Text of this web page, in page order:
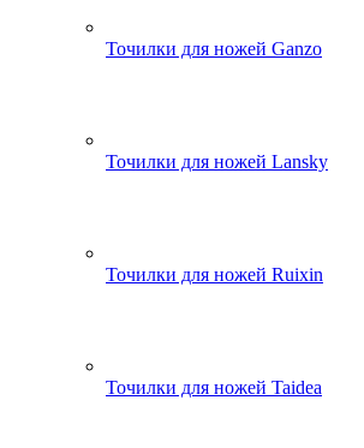
Точилки для ножей Ganzo
Точилки для ножей Lansky
Точилки для ножей Ruixin
Точилки для ножей Taidea